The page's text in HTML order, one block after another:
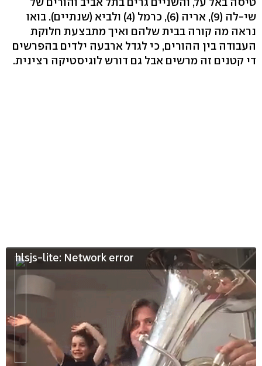
שי-לה (9), אריה (6), כרמל (4) ולביא (שנתיים). בואו
נראה מה קורה בבית שלהם ואיך מתבצעת חלוקת
העבודה בין ההורים, כי לגדל ארבעה ילדים בהפרשים
די קטנים זה מרשים אבל גם דורש לוגיסטיקה רצינית.
hlsjs-lite: Network error